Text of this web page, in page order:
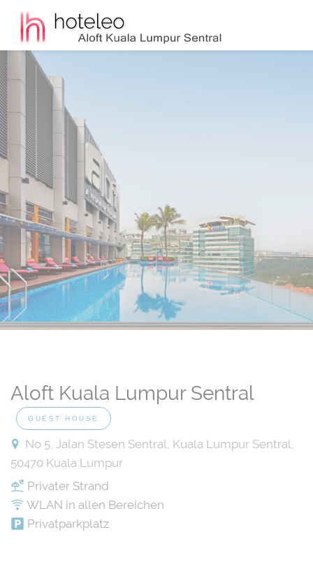
Aloft Kuala Lumpur Sentral
GUEST HOUSE
No 5, Jalan Stesen Sentral, Kuala Lumpur Sentral,
50470 Kuala Lumpur
Privater Strand
WLAN in allen Bereichen
Privatparkplatz